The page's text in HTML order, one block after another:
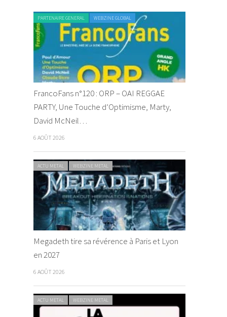
PARTENAIRE GENERAL WEBZINE GLOBAL
FrancoFans n°120 : ORP – OAI REGGAE
PARTY, Une Touche d’Optimisme, Marty,
David McNeil…
6 AOÛT 2026
ACTU METAL WEBZINE METAL
Megadeth tire sa révérence à Paris et Lyon
en 2027
6 AOÛT 2026
ACTU METAL WEBZINE METAL